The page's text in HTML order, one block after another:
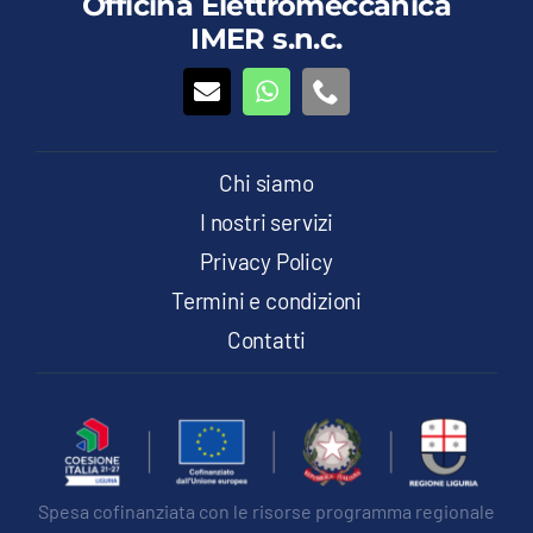
opzioni
possono
essere
scelte
nella
del
prodotto
IMER s.n.c.
Chi siamo
I nostri servizi
Privacy Policy
Termini e condizioni
Contatti
Spesa cofinanziata con le risorse programma regionale